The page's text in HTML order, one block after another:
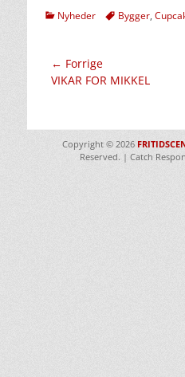
kategorier
Nyheder TagsBygger,
Indlægsnavigation
← Forrige
Forrige
VIKAR FOR MIKKEL
Copyright © 2026
Reserved. | Catch